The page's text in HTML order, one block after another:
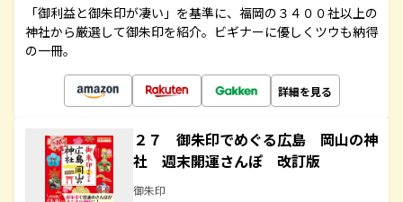
「御利益と御朱印が凄い」を基準に、福岡の３４００社以上の
神社から厳選して御朱印を紹介。ビギナーに優しくツウも納得
の一冊。
詳細を見る
２７ 御朱印でめぐる広島 岡山の神
社 週末開運さんぽ 改訂版
御朱印